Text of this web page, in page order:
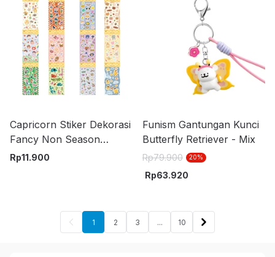
Capricorn Stiker Dekorasi
Fancy Non Season
Random
Rp11.900
Funism Gantungan Kunci
Butterfly Retriever - Mix
Rp79.900 20%
Rp63.920
1 2 3 ... 10